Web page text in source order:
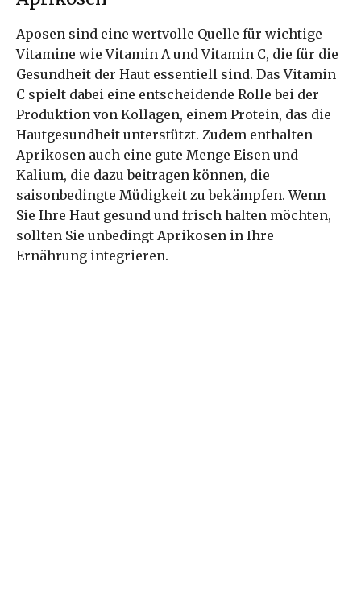
Aposen sind eine wertvolle Quelle für wichtige
Vitamine wie Vitamin A und Vitamin C, die für die
Gesundheit der Haut essentiell sind. Das Vitamin
C spielt dabei eine entscheidende Rolle bei der
Produktion von Kollagen, einem Protein, das die
Hautgesundheit unterstützt. Zudem enthalten
Aprikosen auch eine gute Menge Eisen und
Kalium, die dazu beitragen können, die
saisonbedingte Müdigkeit zu bekämpfen. Wenn
Sie Ihre Haut gesund und frisch halten möchten,
sollten Sie unbedingt Aprikosen in Ihre
Ernährung integrieren.